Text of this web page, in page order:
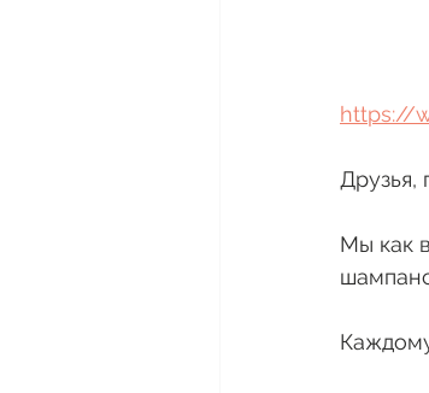
https://
Друзья,
Мы как